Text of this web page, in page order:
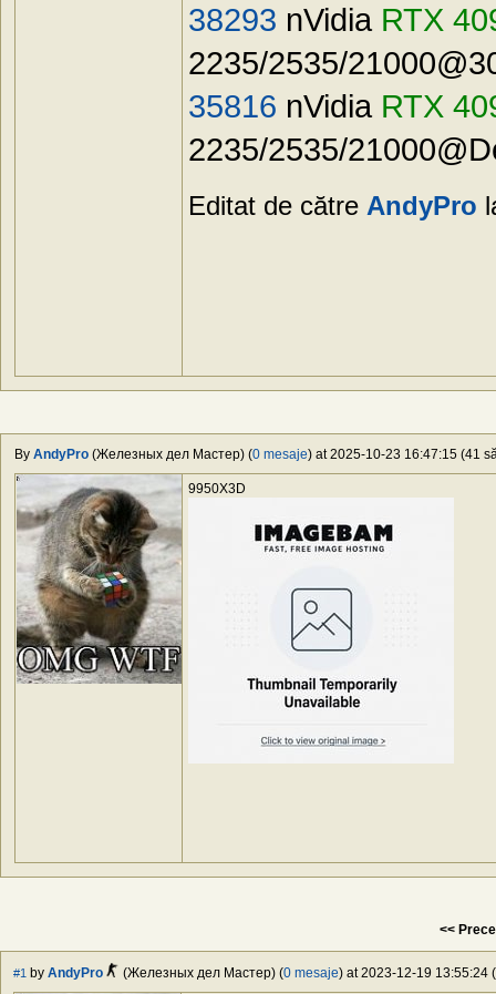
38293 nVidia RTX
2235/2535/
35816 nVidia RTX
2235/2535/
Editat de către AndyPro
By AndyPro (Железных дел Мастер) (0 mesaje) at 2025-10-23 16:47:15 (41
9950X3D
<<
#1 by AndyPro (Железных дел Мастер) (0 mesaje) at 2023-12-19 13:55:24